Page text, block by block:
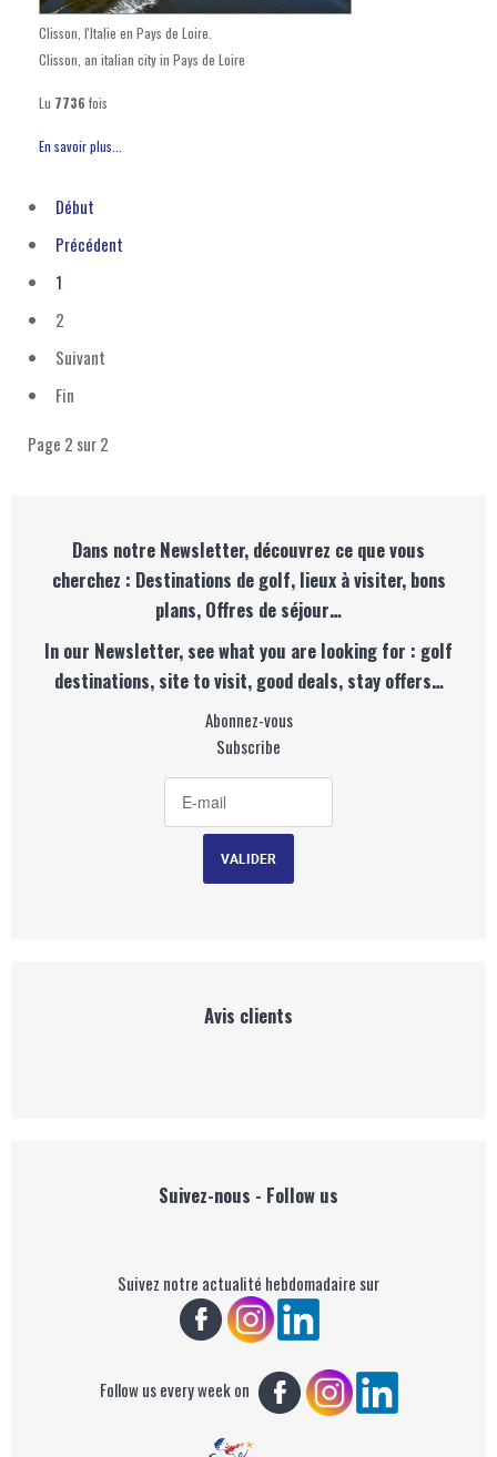
Clisson, l'Italie en Pays de Loire.
Clisson, an italian city in Pays de Loire
Lu 7736 fois
En savoir plus...
Début
Précédent
1
2
Suivant
Fin
Page 2 sur 2
Dans notre Newsletter, découvrez ce que vous
cherchez : Destinations de golf, lieux à visiter, bons
plans, Offres de séjour…
In our Newsletter, see what you are looking for : golf
destinations, site to visit, good deals, stay offers…
Abonnez-vous
Subscribe
Avis clients
Suivez-nous - Follow us
Suivez notre actualité hebdomadaire sur
Follow us every week on